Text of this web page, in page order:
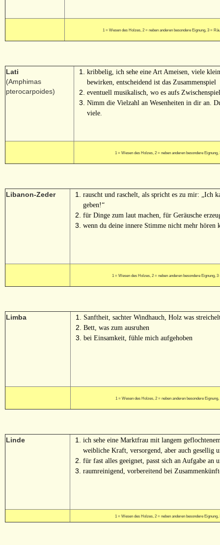
1 = Wesen des Holzes, 2 = neben anderen besondere Eignung, 3 =
Lati
(Amphimas
pterocarpoides)
kribbelig, ich sehe eine Art Ameisen, viele
bewirken, entscheidend ist das Zusammenspiel
eventuell musikalisch, wo es aufs
Nimm die Vielzahl an Wesenheiten in dir an.
viele.
1 = Wesen des Holzes, 2 = neben anderen besondere
Libanon-Zeder
rauscht und raschelt, als spricht es zu mir: „Ich
geben!“
für Dinge zum laut machen, für Geräusche
wenn du deine innere Stimme nicht mehr hören
1 = Wesen des Holzes, 2 = neben anderen besondere Eignung,
Limba
Sanftheit, sachter Windhauch, Holz was
Bett, was zum ausruhen
bei Einsamkeit, fühle mich aufgehoben
1 = Wesen des Holzes, 2 = neben anderen besondere
Linde
ich sehe eine Marktfrau mit langem
weibliche Kraft, versorgend, aber auch gesellig
für fast alles geeignet, passt sich an Aufgabe an
raumreinigend, vorbereitend bei
1 = Wesen des Holzes, 2 = neben anderen besondere